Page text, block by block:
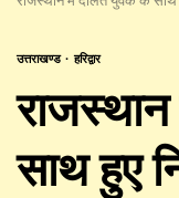
उत्तराखण्ड हरिद्वार
साथ हुए